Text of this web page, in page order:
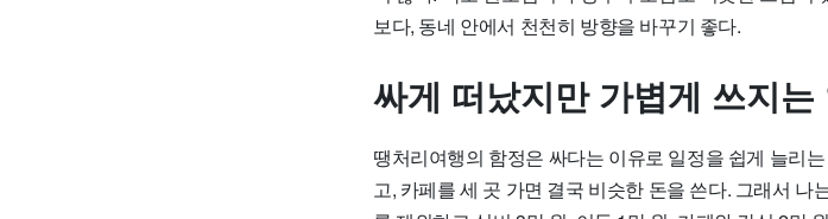
보다, 동네 안에서 천천히 방향을 바꾸기 좋다.
싸게 떠났지만 가볍게 쓰지는
땡처리여행의 함정은 싸다는 이유로 일정을 쉽게 늘리
고, 카페를 세 곳 가면 결국 비슷한 돈을 쓴다. 그래서